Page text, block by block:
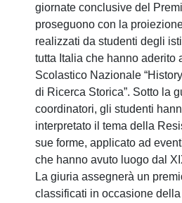
giornate conclusive del
proseguono con la
realizzati da studenti degli
tutta Italia che hanno aderito
Scolastico Nazionale
di Ricerca Storica”. Sotto la
coordinatori, gli studenti
interpretato il tema della
sue forme, applicato ad
che hanno avuto luogo dal
La giuria assegnerà un
classificati in occasione